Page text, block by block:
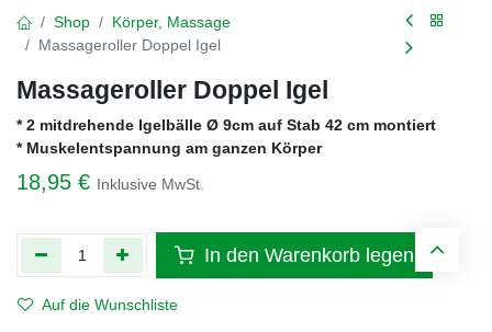
Shop
Körper, Massage
Massageroller Doppel Igel
Massageroller Doppel Igel
* 2 mitdrehende Igelbälle Ø 9cm auf Stab 42 cm montiert
* Muskelentspannung am ganzen Körper
18,95 € Inklusive MwSt.
In den Warenkorb legen
Auf die Wunschliste